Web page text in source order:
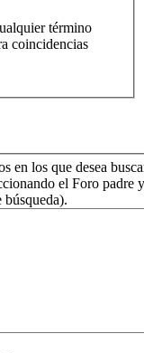
término
coincidencias
en los que desea
el Foro padre
búsqueda).